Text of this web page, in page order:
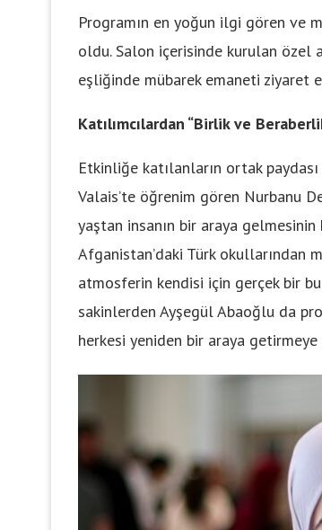
Programın en yoğun ilgi gören ve
oldu. Salon içerisinde kurulan
eşliğinde mübarek emaneti ziyaret
Katılımcılardan “Birlik ve
Etkinliğe katılanların ortak
Valais’te öğrenim gören Nurbanu
yaştan insanın bir araya
Afganistan’daki Türk okullarından
atmosferin kendisi için gerçek bir
sakinlerden Ayşegül Abaoğlu da
herkesi yeniden bir araya